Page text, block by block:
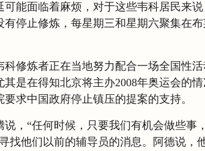
可能面临着麻烦，对于这些韦科居民来
有停止修炼，每星期三和星期六聚集在
科修炼者正在当地努力配合一场全国性
其是在得知北京将主办2008年奥运会的
求中国政府停止镇压的提案的支持。
说，“任何时候，只要我们有机会做些事
找他们以前的辅导员的消息。阿德说，